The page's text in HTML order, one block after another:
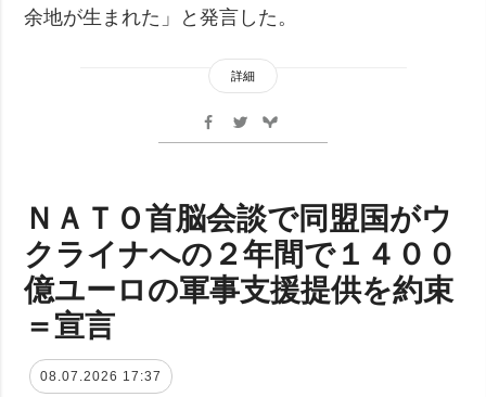
余地が生まれた」と発言した。
詳細
ＮＡＴＯ首脳会談で同盟国がウ
クライナへの２年間で１４００
億ユーロの軍事支援提供を約束
＝宣言
08.07.2026 17:37